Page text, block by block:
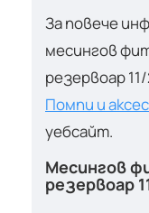
За повече
месингов
резервоар
Помпи и
уебсайт.
Месингов
резервоар